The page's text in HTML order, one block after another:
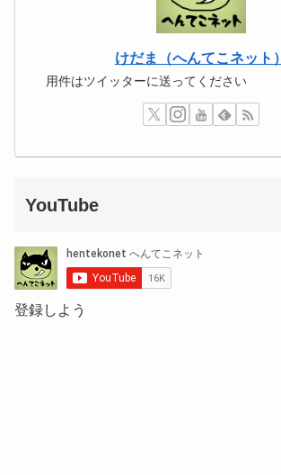
けだま（へんてこネット）
用件はツイッターに送ってください
YouTube
登録しよう